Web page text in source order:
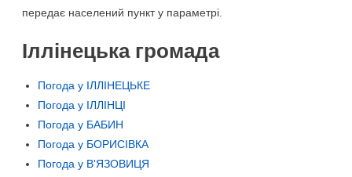
передає населений пункт у параметрі.
Іллінецька громада
Погода у ІЛЛІНЕЦЬКЕ
Погода у ІЛЛІНЦІ
Погода у БАБИН
Погода у БОРИСІВКА
Погода у В'ЯЗОВИЦЯ